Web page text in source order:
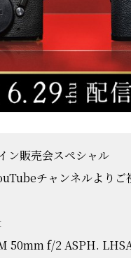
ン販売会スペシャル
チャンネルよりご
f/2 ASPH.